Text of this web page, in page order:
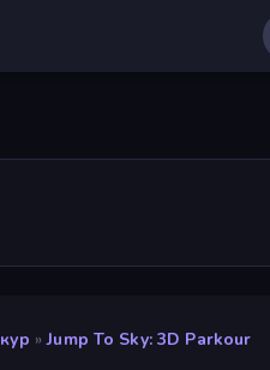
» Jump To Sky: 3D Parkour